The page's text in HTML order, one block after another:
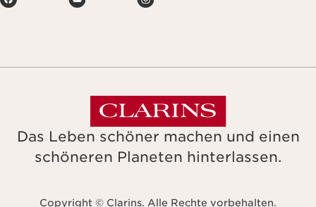
Das Leben schöner machen und einen
schöneren Planeten hinterlassen.
Copyright © Clarins. Alle Rechte vorbehalten.